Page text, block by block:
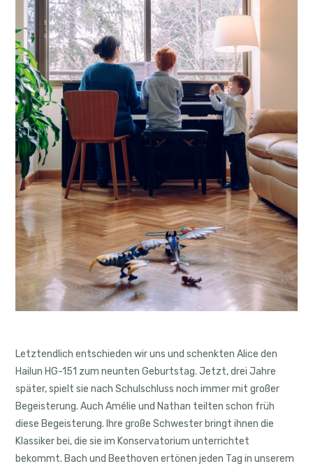
Letztendlich entschieden wir uns und schenkten Alice den
Hailun HG-151 zum neunten Geburtstag. Jetzt, drei Jahre
später, spielt sie nach Schulschluss noch immer mit großer
Begeisterung. Auch Amélie und Nathan teilten schon früh
diese Begeisterung. Ihre große Schwester bringt ihnen die
Klassiker bei, die sie im Konservatorium unterrichtet
bekommt. Bach und Beethoven ertönen jeden Tag in unserem